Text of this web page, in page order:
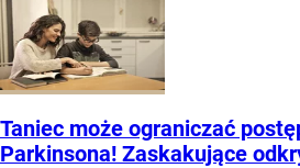
Taniec może ograniczać
Parkinsona! Zaskakujące